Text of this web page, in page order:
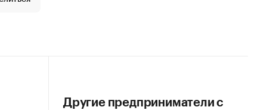
Другие предприниматели с